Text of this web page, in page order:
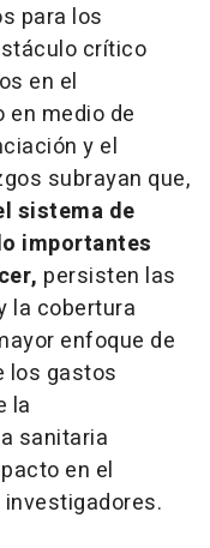
para los
crítico
en el
medio de
y el
subrayan que,
sistema de
importantes
persisten las
la cobertura
enfoque de
los gastos
la
sanitaria
en el